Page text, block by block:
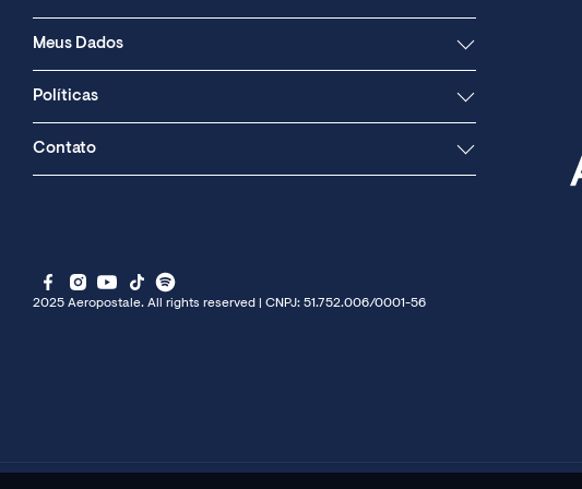
Meus Dados
Políticas
Contato
2025 Aeropostale. All rights reserved | CNPJ: 51.752.006/0001-56